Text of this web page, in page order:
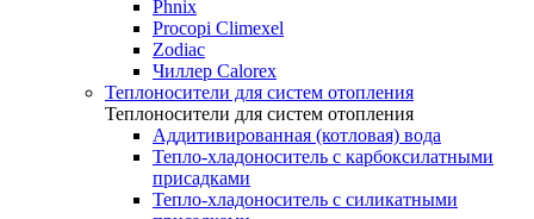
Phnix
Procopi Climexel
Zodiac
Чиллер Calorex
Теплоносители для систем отопления
Теплоносители для систем отопления
Аддитивированная (котловая) вода
Тепло-хладоноситель с карбоксилатными
присадками
Тепло-хладоноситель с силикатными